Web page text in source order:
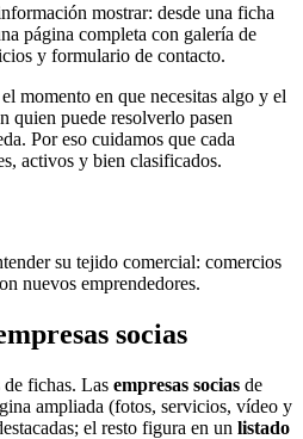
mostrar: desde una ficha
página completa con galería de
y formulario de contacto.
momento en que necesitas algo y el
quien puede resolverlo pasen
Por eso cuidamos que cada
activos y bien clasificados.
su tejido comercial: comercios
nuevos emprendedores.
socias
fichas. Las empresas socias de
ampliada (fotos, servicios, vídeo y
el resto figura en un listado